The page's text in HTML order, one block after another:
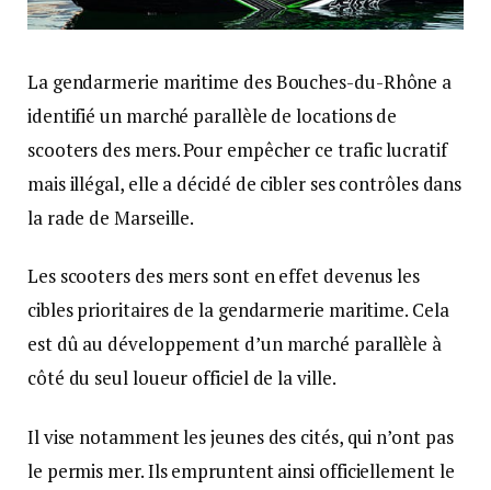
La gendarmerie maritime des Bouches-du-Rhône a
identifié un marché parallèle de locations de
scooters des mers. Pour empêcher ce trafic lucratif
mais illégal, elle a décidé de cibler ses contrôles dans
la rade de Marseille.
Les scooters des mers sont en effet devenus les
cibles prioritaires de la gendarmerie maritime. Cela
est dû au développement d’un marché parallèle à
côté du seul loueur officiel de la ville.
Il vise notamment les jeunes des cités, qui n’ont pas
le permis mer. Ils empruntent ainsi officiellement le